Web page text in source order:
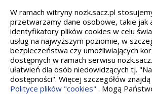
Spełniamy standardy dostępności
WCAG 2.1 SECTION 508
IS 5568
W ramach witryny nozk.sacz.pl
przetwarzamy dane osobowe, takie jak
identyfikatory plików cookies w celu
usług na najwyższym poziomie, w
bezpieczeństwa czy umożliwiających
dostępnych w ramach serwisu
ułatwień dla osób niedowidzących tj.
dostępności". Więcej szczegółów
Polityce plików "cookies" . Mogą